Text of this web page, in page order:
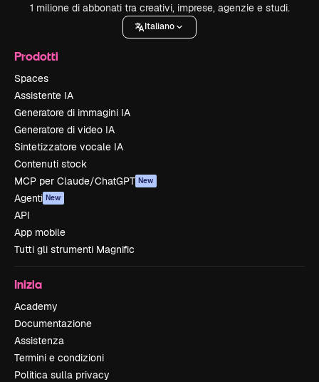
1 milione di abbonati tra creativi, imprese, agenzie e studi.
Italiano
Prodotti
Spaces
Assistente IA
Generatore di immagini IA
Generatore di video IA
Sintetizzatore vocale IA
Contenuti stock
MCP per Claude/ChatGPT New
Agenti New
API
App mobile
Tutti gli strumenti Magnific
Inizia
Academy
Documentazione
Assistenza
Termini e condizioni
Politica sulla privacy